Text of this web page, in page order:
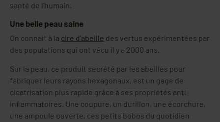
santé de l’humain.
Une belle peau saine
On connait à la cire d’abeille des vertus expérimentées par
des populations qui ont vécu il y a 2000 ans.
Sur la peau, ce produit secrété par les abeilles pour
fabriquer leurs rayons hexagonaux, est un gage de
cicatrisation plus rapide grâce à ses propriétés anti-
inflammatoires. Une coupure, un durillon, une écorchure,
une ampoule ouverte, ces petits bobos du quotidien